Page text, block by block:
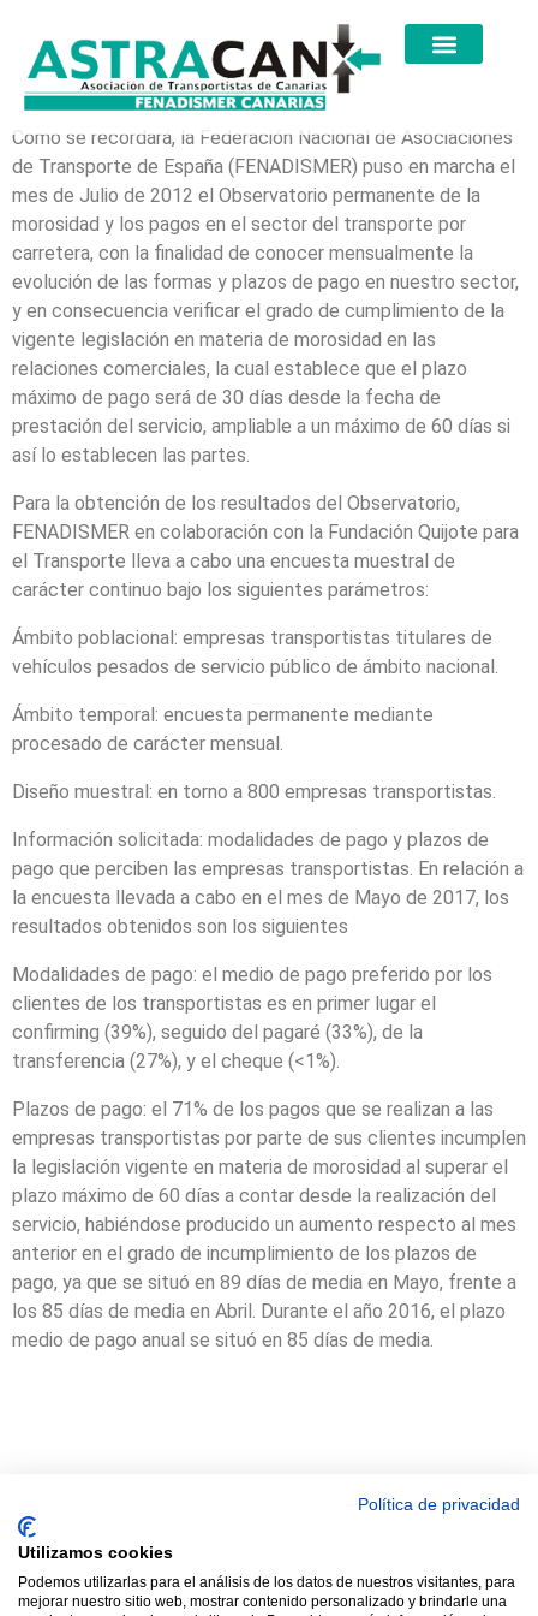
Como se recordará, la Federación Nacional de Asociaciones
de Transporte de España (FENADISMER) puso en marcha el
mes de Julio de 2012 el Observatorio permanente de la
morosidad y los pagos en el sector del transporte por
carretera, con la finalidad de conocer mensualmente la
evolución de las formas y plazos de pago en nuestro sector,
y en consecuencia verificar el grado de cumplimiento de la
vigente legislación en materia de morosidad en las
relaciones comerciales, la cual establece que el plazo
máximo de pago será de 30 días desde la fecha de
prestación del servicio, ampliable a un máximo de 60 días si
así lo establecen las partes.
Para la obtención de los resultados del Observatorio,
FENADISMER en colaboración con la Fundación Quijote para
el Transporte lleva a cabo una encuesta muestral de
carácter continuo bajo los siguientes parámetros:
Ámbito poblacional: empresas transportistas titulares de
vehículos pesados de servicio público de ámbito nacional.
Ámbito temporal: encuesta permanente mediante
procesado de carácter mensual.
Diseño muestral: en torno a 800 empresas transportistas.
Información solicitada: modalidades de pago y plazos de
pago que perciben las empresas transportistas. En relación a
la encuesta llevada a cabo en el mes de Mayo de 2017, los
resultados obtenidos son los siguientes
Modalidades de pago: el medio de pago preferido por los
clientes de los transportistas es en primer lugar el
confirming (39%), seguido del pagaré (33%), de la
transferencia (27%), y el cheque (<1%).
Plazos de pago: el 71% de los pagos que se realizan a las
empresas transportistas por parte de sus clientes incumplen
la legislación vigente en materia de morosidad al superar el
plazo máximo de 60 días a contar desde la realización del
servicio, habiéndose producido un aumento respecto al mes
anterior en el grado de incumplimiento de los plazos de
pago, ya que se situó en 89 días de media en Mayo, frente a
los 85 días de media en Abril. Durante el año 2016, el plazo
medio de pago anual se situó en 85 días de media.
© 2021 TODOS LOS DERECHOS RESERVADOS ASTRACAN - Web
diseñada por sucursalvirtual
Política de privacidad
Utilizamos cookies
Podemos utilizarlas para el análisis de los datos de nuestros visitantes, para
mejorar nuestro sitio web, mostrar contenido personalizado y brindarle una